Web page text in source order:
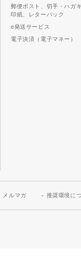
郵便ポスト、切手・ハガ
印紙、レターパック
e発送サービス
電子決済（電子マネー）
メルマガ 推奨環境に